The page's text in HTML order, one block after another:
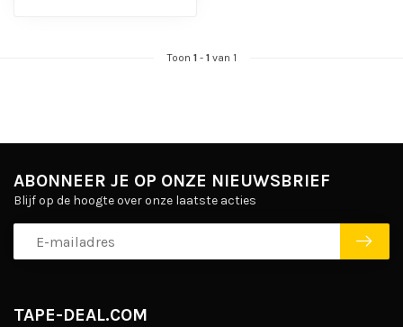
Toon 1- 1van 1
TAPE-DEAL.COM
ABONNEER JE OP ONZE NIEUWSBRIEF
Blijf op de hoogte over onze laatste acties